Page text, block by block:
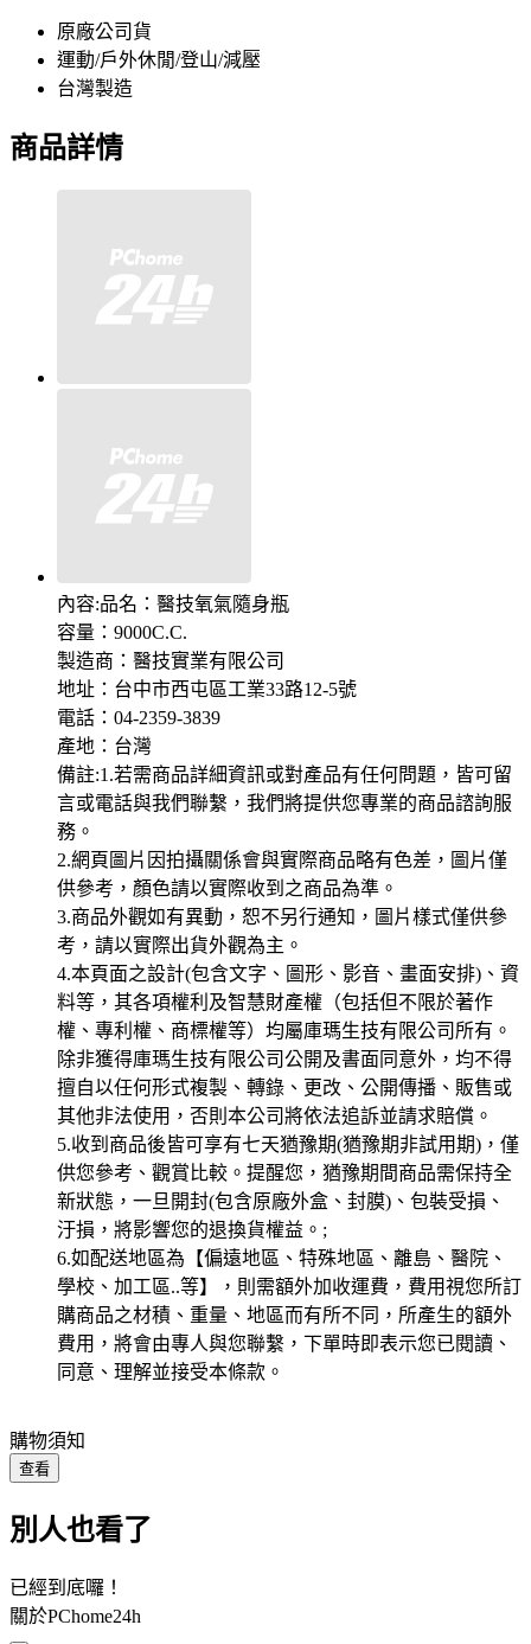
原廠公司貨
運動/戶外休閒/登山/減壓
台灣製造
商品詳情
內容:品名：醫技氧氣隨身瓶
容量：9000C.C.
製造商：醫技實業有限公司
地址：台中市西屯區工業33路12-5號
電話：04-2359-3839
產地：台灣
備註:1.若需商品詳細資訊或對產品有任何問題，皆可留
言或電話與我們聯繫，我們將提供您專業的商品諮詢服
務。
2.網頁圖片因拍攝關係會與實際商品略有色差，圖片僅
供參考，顏色請以實際收到之商品為準。
3.商品外觀如有異動，恕不另行通知，圖片樣式僅供參
考，請以實際出貨外觀為主。
4.本頁面之設計(包含文字、圖形、影音、畫面安排)、資
料等，其各項權利及智慧財產權（包括但不限於著作
權、專利權、商標權等）均屬庫瑪生技有限公司所有。
除非獲得庫瑪生技有限公司公開及書面同意外，均不得
擅自以任何形式複製、轉錄、更改、公開傳播、販售或
其他非法使用，否則本公司將依法追訴並請求賠償。
5.收到商品後皆可享有七天猶豫期(猶豫期非試用期)，僅
供您參考、觀賞比較。提醒您，猶豫期間商品需保持全
新狀態，一旦開封(包含原廠外盒、封膜)、包裝受損、
汙損，將影響您的退換貨權益。;
6.如配送地區為【偏遠地區、特殊地區、離島、醫院、
學校、加工區..等】，則需額外加收運費，費用視您所訂
購商品之材積、重量、地區而有所不同，所產生的額外
費用，將會由專人與您聯繫，下單時即表示您已閱讀、
同意、理解並接受本條款。
購物須知
查看
別人也看了
已經到底囉！
關於PChome24h